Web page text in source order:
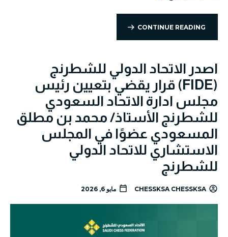
CONTINUE READING
اصدر الاتحاد الدولي للشطرنج
(FIDE) قرار يقضي بتعيين رئيس
مجلس ادارة الاتحاد السعودي
للشطرنج الأستاذ/ محمد بن مطلق
المسعودي عضوًا في المجلس
الاستشاري للاتحاد الدولي
للشطرنج
CHESSKSA CHESSKSA مايو 6, 2026